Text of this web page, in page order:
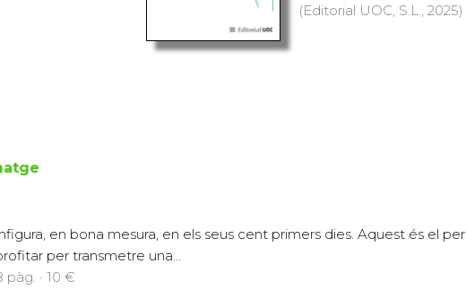
(Editorial UOC, S.L.,
en bona mesura, en els seus cent primers dies. Aquest és el
per transmetre una...
pàg. · 10 €